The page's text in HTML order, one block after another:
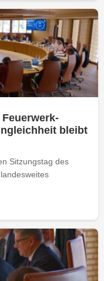
bleibt
Sitzungstag des